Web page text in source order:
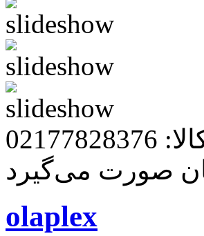
صورت می‌گیرد
olaplex